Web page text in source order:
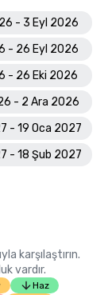
- 3 Eyl 2026
- 26 Eyl 2026
- 26 Eki 2026
- 2 Ara 2026
- 19 Oca 2027
- 18 Şub 2027
karşılaştırın.
vardır.
Haz